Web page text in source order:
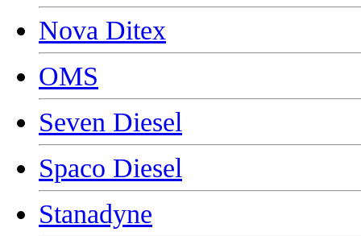
Nova Ditex
OMS
Seven Diesel
Spaco Diesel
Stanadyne